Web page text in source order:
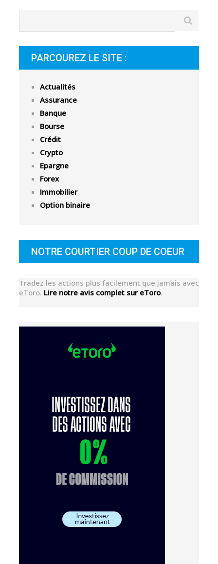
PARCOUREZ LE SITE :
Actualités
Assurance
Banque
Bourse
Crédit
Crypto
Epargne
Forex
Immobilier
Option binaire
NOTRE COURTIER COUP DE COEUR
Tradez les actions plus facilement que jamais avec
eToro. Lire notre avis complet sur eToro.